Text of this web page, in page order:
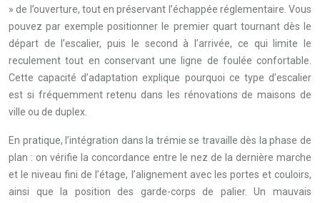
» de l’ouverture, tout en préservant l’échappée réglementaire. Vous
pouvez par exemple positionner le premier quart tournant dès le
départ de l’escalier, puis le second à l’arrivée, ce qui limite le
reculement tout en conservant une ligne de foulée confortable.
Cette capacité d’adaptation explique pourquoi ce type d’escalier
est si fréquemment retenu dans les rénovations de maisons de
ville ou de duplex.
En pratique, l’intégration dans la trémie se travaille dès la phase de
plan : on vérifie la concordance entre le nez de la dernière marche
et le niveau fini de l’étage, l’alignement avec les portes et couloirs,
ainsi que la position des garde-corps de palier. Un mauvais